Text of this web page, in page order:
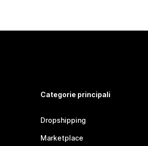
Categorie principali
Dropshipping
Marketplace